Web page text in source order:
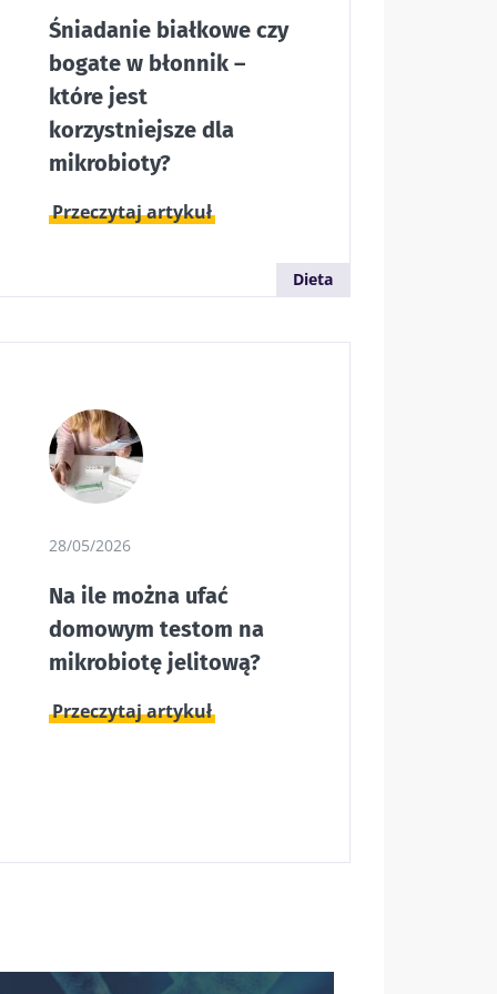
Śniadanie białkowe czy
bogate w błonnik –
które jest
korzystniejsze dla
mikrobioty?
Przeczytaj artykuł
Dieta
28/05/2026
Na ile można ufać
domowym testom na
mikrobiotę jelitową?
Przeczytaj artykuł
aby
danych
aby